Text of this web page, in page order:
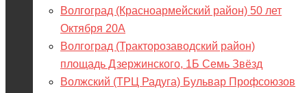
Волгоград (Красноармейский район) 50 лет
Октября 20А
Волгоград (Тракторозаводский район)
площадь Дзержинского, 1Б Семь Звёзд
Волжский (ТРЦ Радуга) Бульвар Профсоюзов